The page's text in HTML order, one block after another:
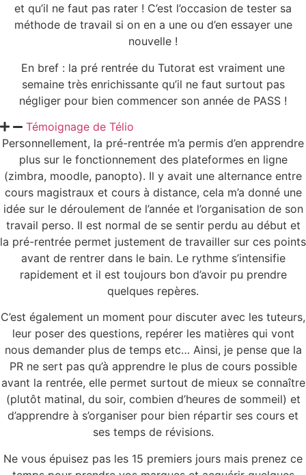
et qu’il ne faut pas rater ! C’est l’occasion de tester sa
méthode de travail si on en a une ou d’en essayer une
nouvelle !
En bref : la pré rentrée du Tutorat est vraiment une
semaine très enrichissante qu’il ne faut surtout pas
négliger pour bien commencer son année de PASS !
Témoignage de Télio
Personnellement, la pré-rentrée m’a permis d’en apprendre
plus sur le fonctionnement des plateformes en ligne
(zimbra, moodle, panopto). Il y avait une alternance entre
cours magistraux et cours à distance, cela m’a donné une
idée sur le déroulement de l’année et l’organisation de son
travail perso. Il est normal de se sentir perdu au début et
la pré-rentrée permet justement de travailler sur ces points
avant de rentrer dans le bain. Le rythme s’intensifie
rapidement et il est toujours bon d’avoir pu prendre
quelques repères.
C’est également un moment pour discuter avec les tuteurs,
leur poser des questions, repérer les matières qui vont
nous demander plus de temps etc… Ainsi, je pense que la
PR ne sert pas qu’à apprendre le plus de cours possible
avant la rentrée, elle permet surtout de mieux se connaître
(plutôt matinal, du soir, combien d’heures de sommeil) et
d’apprendre à s’organiser pour bien répartir ses cours et
ses temps de révisions.
Ne vous épuisez pas les 15 premiers jours mais prenez ce